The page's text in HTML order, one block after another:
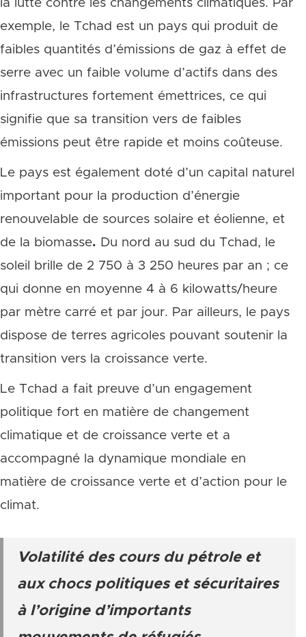
la lutte contre les changements climatiques. Par
exemple, le Tchad est un pays qui produit de
faibles quantités d’émissions de gaz à effet de
serre avec un faible volume d’actifs dans des
infrastructures fortement émettrices, ce qui
signifie que sa transition vers de faibles
émissions peut être rapide et moins coûteuse.
Le pays est également doté d’un capital naturel
important pour la production d’énergie
renouvelable de sources solaire et éolienne, et
de la biomasse. Du nord au sud du Tchad, le
soleil brille de 2 750 à 3 250 heures par an ; ce
qui donne en moyenne 4 à 6 kilowatts/heure
par mètre carré et par jour. Par ailleurs, le pays
dispose de terres agricoles pouvant soutenir la
transition vers la croissance verte.
Le Tchad a fait preuve d’un engagement
politique fort en matière de changement
climatique et de croissance verte et a
accompagné la dynamique mondiale en
matière de croissance verte et d’action pour le
climat.
Volatilité des cours du pétrole et
aux chocs politiques et sécuritaires
à l’origine d’importants